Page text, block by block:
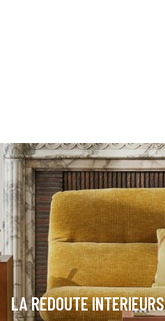
LA REDOUTE INTERIEURS